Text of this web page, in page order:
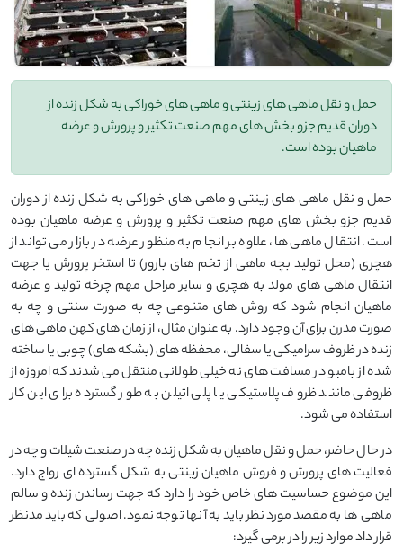
حمل و نقل ماهی های زینتی و ماهی های خوراکی به شکل زنده از
دوران قدیم جزو بخش های مهم صنعت تکثیر و پرورش و عرضه
ماهیان بوده است.
حمل و نقل ماهی های زینتی و ماهی های خوراکی به شکل زنده از دوران
قدیم جزو بخش های مهم صنعت تکثیر و پرورش و عرضه ماهیان بوده
است. انتقال ماهی ها، علاوه بر انجام به منظور عرضه در بازار می تواند از
هچری (محل تولید بچه ماهی از تخم های بارور) تا استخر پرورش یا جهت
انتقال ماهی های مولد به هچری و سایر مراحل مهم چرخه تولید و عرضه
ماهیان انجام شود که روش های متنوعی چه به صورت سنتی و چه به
صورت مدرن برای آن وجود دارد. به عنوان مثال، از زمان های کهن ماهی های
زنده در ظروف سرامیکی یا سفالی، محفظه های (بشکه های) چوبی یا ساخته
شده از بامبو در مسافت های نه خیلی طولانی منتقل می شدند که امروزه از
ظروفی مانند ظروف پلاستیکی یا پلی اتیلن به طور گسترده برای این کار
استفاده می شود.
در حال حاضر، حمل و نقل ماهیان به شکل زنده چه در صنعت شیلات و چه در
فعالیت های پرورش و فروش ماهیان زینتی به شکل گسترده ای رواج دارد.
این موضوع حساسیت های خاص خود را دارد که جهت رساندن زنده و سالم
ماهی ها به مقصد موردنظر باید به آنها توجه نمود. اصولی که باید مدنظر
قرار داد موارد زیر را در برمی گیرد: